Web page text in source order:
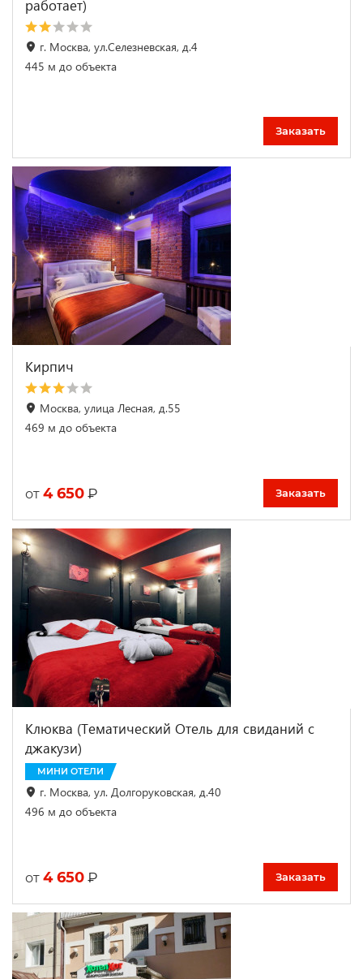
работает)
г. Москва, ул.Селезневская, д.4
445 м до объекта
Заказать
Кирпич
Москва, улица Лесная, д.55
469 м до объекта
от 4 650 ₽ Заказать
Клюква (Тематический Отель для свиданий с
джакузи)
МИНИ ОТЕЛИ
г. Москва, ул. Долгоруковская, д.40
496 м до объекта
от 4 650 ₽ Заказать